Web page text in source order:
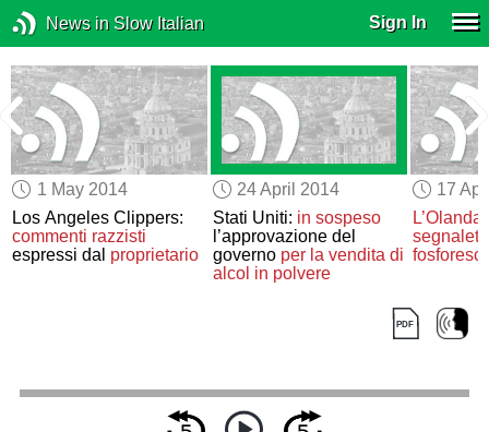
News in Slow Italian Sign In
1 May 2014
Los Angeles Clippers:
commenti razzisti
espressi dal proprietario
24 April 2014
Stati Uniti: in sospeso
l’approvazione del
governo per la vendita di
alcol in polvere
17
L’Olanda